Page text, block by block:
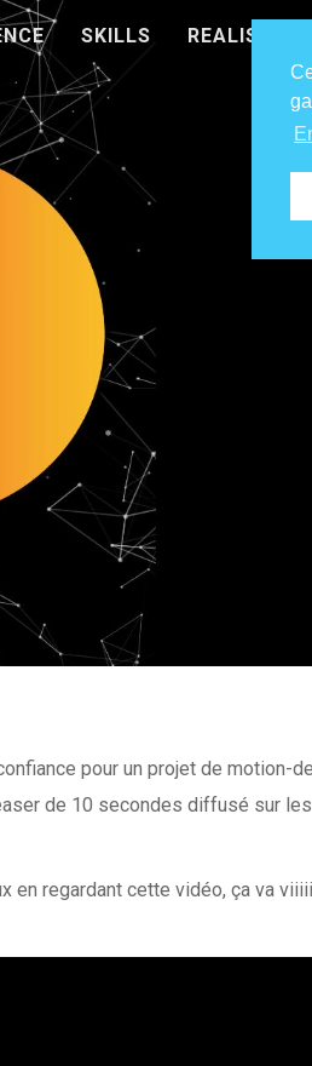
SKILLS
pour un projet de motion-
de 10 secondes diffusé sur
en regardant cette vidéo, ça va